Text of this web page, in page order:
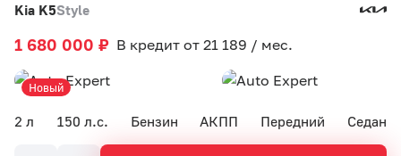
Kia K5Style
2 л 150 л.с. Бензин АКПП Передний Седан
1 680 000 ₽ В кредит от 21 189 / мес.
Новый